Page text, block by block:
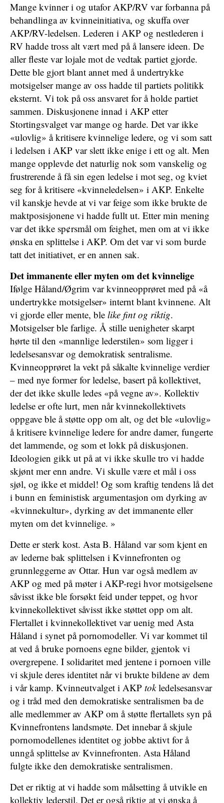
Mange kvinner i og utafor AKP/RV var forbanna på
behandlinga av kvinneinitiativa, og skuffa over
AKP/RV-ledelsen. Lederen i AKP og nestlederen i
RV hadde tross alt vært med på å lansere ideen. De
aller fleste var lojale mot de vedtak partiet gjorde.
Dette ble gjort blant annet med å undertrykke
motsigelser mange av oss hadde til partiets politikk
eksternt. Vi tok på oss ansvaret for å holde partiet
sammen. Diskusjonene innad i AKP etter
Stortingsvalget var mange og harde. Det var ikke
«ulovlig» å kritisere kvinnelige ledere, og vi som satt
i ledelsen i AKP var slett ikke enige i ett og alt. Men
mange opplevde det naturlig nok som vanskelig og
frustrerende å få sin egen ledelse i mot seg, og kviet
seg for å kritisere «kvinneledelsen» i AKP. Enkelte
vil kanskje hevde at vi var feige som ikke brukte de
maktposisjonene vi hadde fullt ut. Etter min mening
var det ikke sp¢rsmål om feighet, men om at vi ikke
ønska en splittelse i AKP. Om det var vi som burde
tatt det initiativet, er en annen sak.
Det immanente eller myten om det kvinnelige
Ifølge Håland/Øgrim var kvinneopprøret med på «å
undertrykke motsigelser» internt blant kvinnene. Alt
vi gjorde eller mente, ble like fint og riktig.
Motsigelser ble farlige. Å stille uenigheter skarpt
hørte til den «mannlige lederstilen» som ligger i
ledelsesansvar og demokratisk sentralisme.
Kvinneopprøret la vekt på såkalte kvinnelige verdier
– med nye former for ledelse, basert på kollektivet,
der det ikke skulle ledes «på vegne av». Kollektiv
ledelse er ofte lurt, men når kvinnekollektivets
oppgave ble å støtte opp om alt, og det ble «ulovlig»
å kritisere kvinnelige ledere for andre damer, fungerte
det lammende, og som et lokk på diskusjonen.
Ideologien gikk ut på at vi ikke skulle tro vi hadde
skjønt mer enn andre. Vi skulle være et mål i oss
sjøl, og ikke et middel! Og som kraftig tendens lå det
i bunn en feministisk argumentasjon om dyrking av
«kvinnekultur», dyrking av det immanente eller
myten om det kvinnelige. »
Dette er sterk kost. Asta B. Håland var som kjent en
av lederne bak splittelsen i Kvinnefronten og
grunnleggerne av Ottar. Hun var også medlem av
AKP og med på møter i AKP-regi hvor motsigelsene
såvisst ikke ble forsøkt feid under teppet, og hvor
kvinnekollektivet såvisst ikke støttet opp om alt.
Flertallet i kvinnekollektivet var uenig med Asta
Håland i synet på pornomodeller. Vi var kommet til
at ved å bruke pornoens egne bilder, gjentok vi
overgrepene. I solidaritet med jentene i pornoen ville
vi skjule deres identitet når vi brukte bildene av dem
i vår kamp. Kvinneutvalget i AKP tokledelsesansvar
og i tråd med den demokratiske sentralismen ba de
alle medlemmer av AKP om å støtte flertallets syn på
Kvinnefrontens landsmøte. Det innebar å skjule
pornomodellenes identitet og jobbe aktivt for å
unngå splittelse av Kvinnefronten. Asta Håland
fulgte ikke den demokratiske sentralismen.
Det er riktig at vi hadde som målsetting å utvikle en
kollektiv lederstil. Det er også riktig at vi ønska å